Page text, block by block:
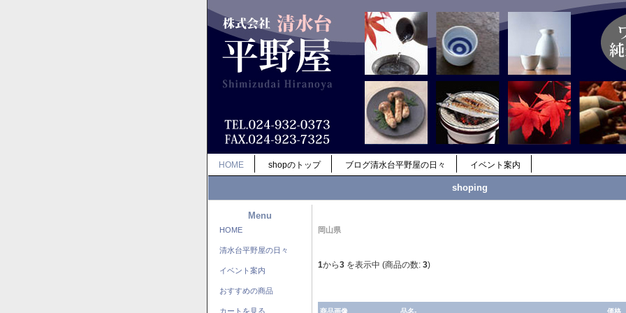
HOME shopのトップ ブログ清水台平野屋の日々 イベント案内
shoping
Menu
HOME
清水台平野屋の日々
イベント案内
おすすめの商品
カートを見る
岡山県
1から3 を表示中 (商品の数: 3)
商品画像 品名- 価格